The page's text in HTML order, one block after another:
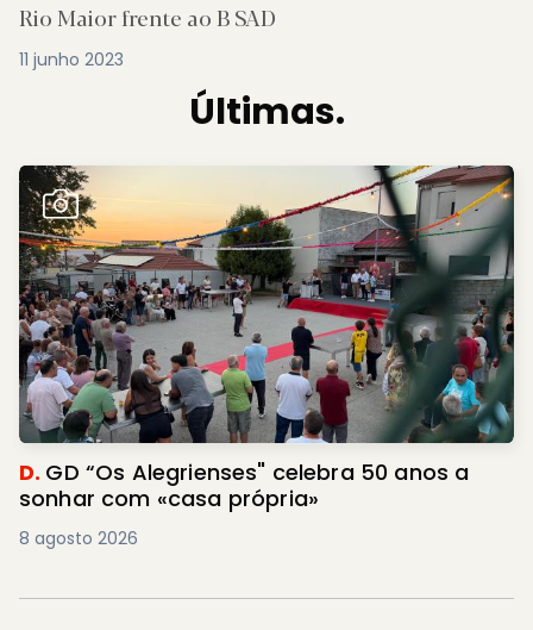
Rio Maior frente ao B SAD
11 junho 2023
Últimas.
D. GD “Os Alegrienses" celebra 50 anos a
sonhar com «casa própria»
8 agosto 2026